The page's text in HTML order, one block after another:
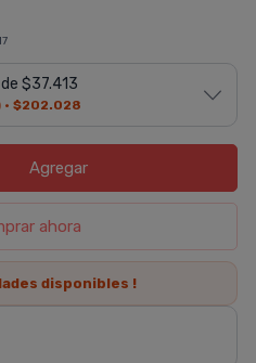
de $37.413
· $202.028
Agregar
ahora
disponibles !